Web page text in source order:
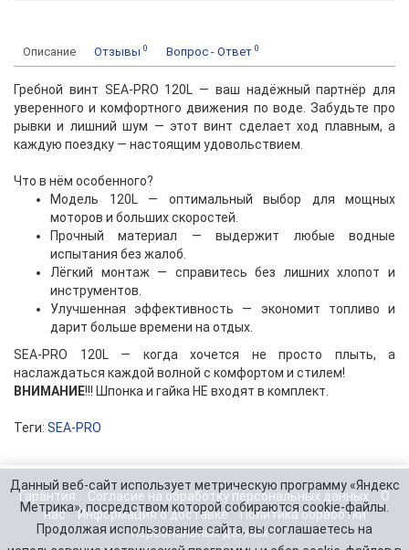
Описание Отзывы 0 Вопрос - Ответ 0
Гребной винт SEA-PRO 120L — ваш надёжный партнёр для
уверенного и комфортного движения по воде. Забудьте про
рывки и лишний шум — этот винт сделает ход плавным, а
каждую поездку — настоящим удовольствием.
Что в нём особенного?
Модель 120L — оптимальный выбор для мощных
моторов и больших скоростей.
Прочный материал — выдержит любые водные
испытания без жалоб.
Лёгкий монтаж — справитесь без лишних хлопот и
инструментов.
Улучшенная эффективность — экономит топливо и
дарит больше времени на отдых.
SEA-PRO 120L — когда хочется не просто плыть, а
наслаждаться каждой волной с комфортом и стилем!
ВНИМАНИЕ!!! Шпонка и гайка НЕ входят в комплект.
Теги: SEA-PRO
Гарантия Согласие на обработку персональных данных
О
нас
Информация о доставке
Политика обработки
персональных данных
Данный веб-сайт использует метрическую программу «Яндекс
Метрика», посредством которой собираются cookie-файлы.
Продолжая использование сайта, вы соглашаетесь на